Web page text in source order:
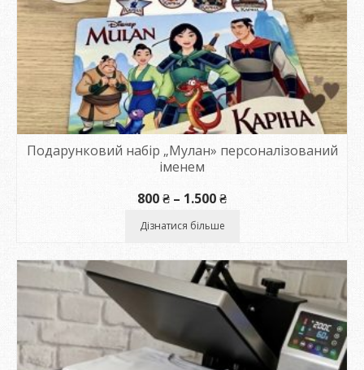
Подарунковий набір „Мулан» персоналізований
іменем
800₴ – 1.500₴Діапазон
1.500 ₴
Дізнатися більше